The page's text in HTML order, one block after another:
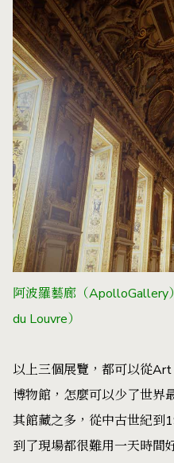
阿波羅藝廊（ApolloGallery
du Louvre）
以上三個展覽，都可以從
博物館，怎麼可以少了世界
其館藏之多，從中古世紀到
到了現場都很難用一天時間